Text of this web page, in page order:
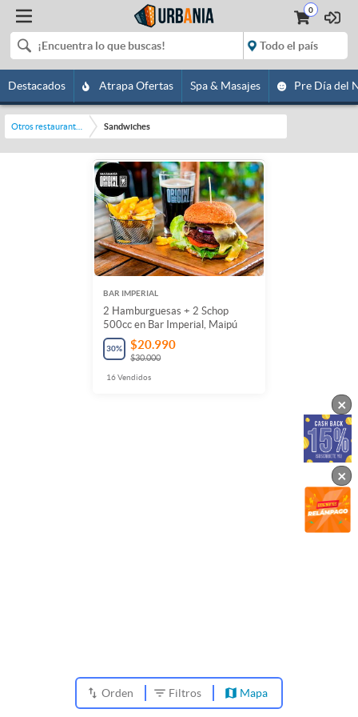
0
Destacados Atrapa Ofertas Spa & Masajes Pre Día del
Sandwiches
BAR IMPERIAL
2 Hamburguesas + 2 Schop
500cc en Bar Imperial, Maipú
30% $20.990
$30.000
16Vendidos
Orden Filtros Mapa
×
×